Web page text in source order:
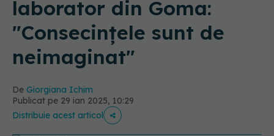
laborator din Goma:
"Consecinţele sunt de
neimaginat"
De Giorgiana Ichim
Publicat pe 29 ian 2025, 10:29
Distribuie acest articol